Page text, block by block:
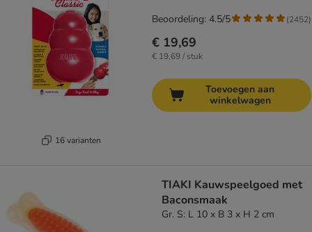
16 varianten
€ 19,69
€ 19,69 / stuk
Beoordeling: 4.5/5 (2452)
Toevoegen aan
winkelwagen
TIAKI Kauwspeelgoed met
Baconsmaak
Gr. S: L 10 x B 3 x H 2 cm